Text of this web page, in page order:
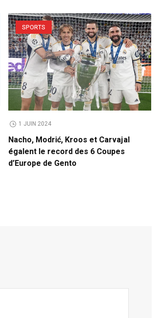
SPORTS
1 JUIN 2024
Nacho, Modrić, Kroos et Carvajal
égalent le record des 6 Coupes
d’Europe de Gento